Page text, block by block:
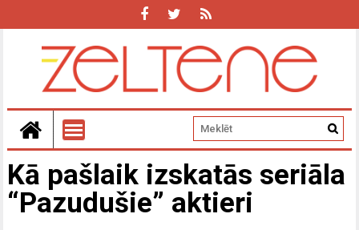
Kā pašlaik izskatās seriāla
“Pazudušie” aktieri